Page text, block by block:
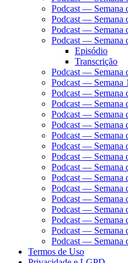
Podcast — Semana
Podcast — Semana
Podcast — Semana
Podcast — Semana
Episódio
Transcrição
Podcast — Semana
Podcast — Semana
Podcast — Semana
Podcast — Semana
Podcast — Semana
Podcast — Semana
Podcast — Semana
Podcast — Semana
Podcast — Semana
Podcast — Semana
Podcast — Semana
Podcast — Semana
Podcast — Semana
Podcast — Semana
Podcast — Semana
Podcast — Semana
Podcast — Semana
Termos de Uso